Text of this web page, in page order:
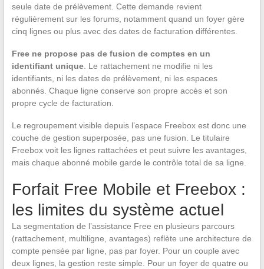
seule date de prélèvement. Cette demande revient
régulièrement sur les forums, notamment quand un foyer gère
cinq lignes ou plus avec des dates de facturation différentes.
Free ne propose pas de fusion de comptes en un
identifiant unique. Le rattachement ne modifie ni les
identifiants, ni les dates de prélèvement, ni les espaces
abonnés. Chaque ligne conserve son propre accès et son
propre cycle de facturation.
Le regroupement visible depuis l’espace Freebox est donc une
couche de gestion superposée, pas une fusion. Le titulaire
Freebox voit les lignes rattachées et peut suivre les avantages,
mais chaque abonné mobile garde le contrôle total de sa ligne.
Forfait Free Mobile et Freebox :
les limites du système actuel
La segmentation de l’assistance Free en plusieurs parcours
(rattachement, multiligne, avantages) reflète une architecture de
compte pensée par ligne, pas par foyer. Pour un couple avec
deux lignes, la gestion reste simple. Pour un foyer de quatre ou